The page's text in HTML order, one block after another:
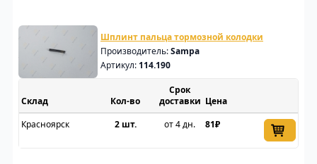
Шплинт пальца тормозной колодки
Производитель:Sampa
Артикул: 114.190
Склад
Срок
доставки Цена
Красноярск
2 шт. от 4 дн. 81₽